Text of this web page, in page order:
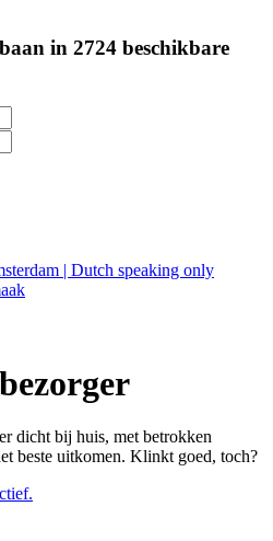
in 2724 beschikbare
| Dutch speaking only
dicht bij huis, met betrokken
beste uitkomen. Klinkt goed, toch?